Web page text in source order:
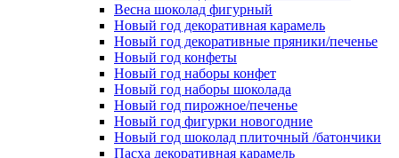
Весна шоколад фигурный
Новый год декоративная карамель
Новый год декоративные пряники/печенье
Новый год конфеты
Новый год наборы конфет
Новый год наборы шоколада
Новый год пирожное/печенье
Новый год фигурки новогодние
Новый год шоколад плиточный /батончики
Пасха декоративная карамель